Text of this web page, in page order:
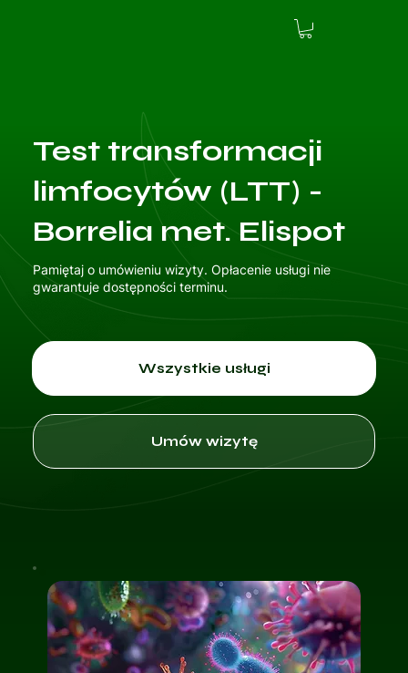
Test transformacji
limfocytów (LTT) -
Borrelia met. Elispot
Pamiętaj o umówieniu wizyty. Opłacenie usługi nie
gwarantuje dostępności terminu.
Wszystkie usługi
Umów wizytę